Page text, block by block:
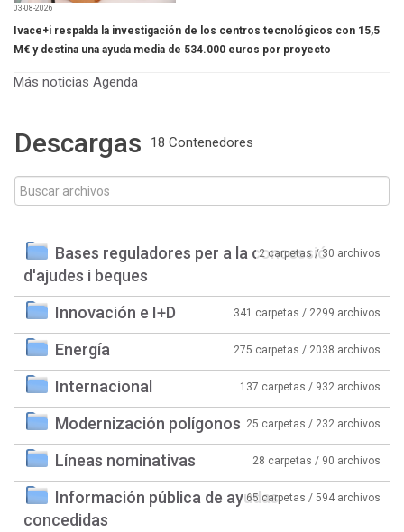
03-08-2026
Ivace+i respalda la investigación de los centros tecnológicos con 15,5
M€ y destina una ayuda media de 534.000 euros por proyecto
Más noticias Agenda
Descargas 18 Contenedores
Bases reguladores per a la concessió
d'ajudes i beques
2 carpetas / 30 archivos
Innovación e I+D 341 carpetas / 2299 archivos
Energía 275 carpetas / 2038 archivos
Internacional 137 carpetas / 932 archivos
Modernización polígonos 25 carpetas / 232 archivos
Líneas nominativas 28 carpetas / 90 archivos
Información pública de ayudas
concedidas
65 carpetas / 594 archivos